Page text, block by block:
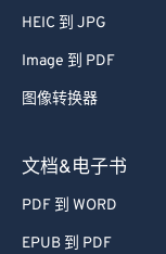
HEIC 到 JPG
Image 到 PDF
图像转换器
文档&电子书
PDF 到 WORD
EPUB 到 PDF